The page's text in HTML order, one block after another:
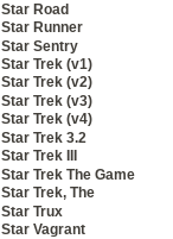
Star Road
Star Runner
Star Sentry
Star Trek (v1)
Star Trek (v2)
Star Trek (v3)
Star Trek (v4)
Star Trek 3.2
Star Trek III
Star Trek The Game
Star Trek, The
Star Trux
Star Vagrant